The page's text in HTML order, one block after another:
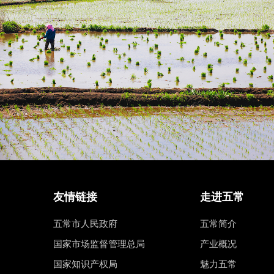
友情链接
五常市人民政府
国家市场监督管理总局
国家知识产权局
走进五常
五常简介
产业概况
魅力五常